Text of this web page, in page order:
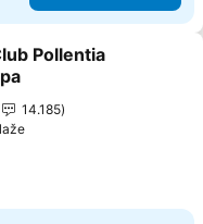
u favorite
Pollentia
14.185